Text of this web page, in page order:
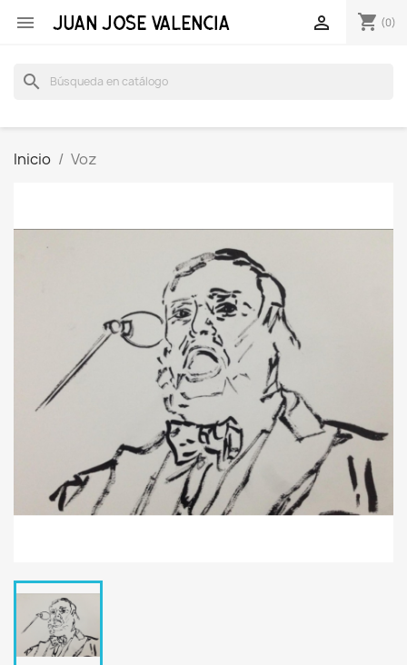
 shopping_cart (0)

search
Inicio Voz